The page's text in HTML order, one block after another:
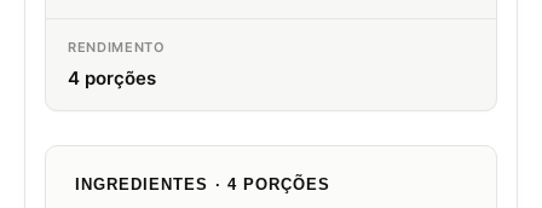
RENDIMENTO
4 porções
INGREDIENTES · 4 PORÇÕES